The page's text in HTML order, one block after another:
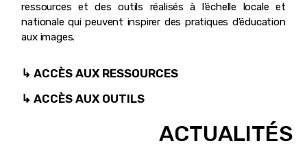
ressources et des outils réalisés à l’échelle locale et
nationale qui peuvent inspirer des pratiques d’éducation
aux images.
↳ ACCÈS AUX RESSOURCES
↳ ACCÈS AUX OUTILS
ACTUALITÉS